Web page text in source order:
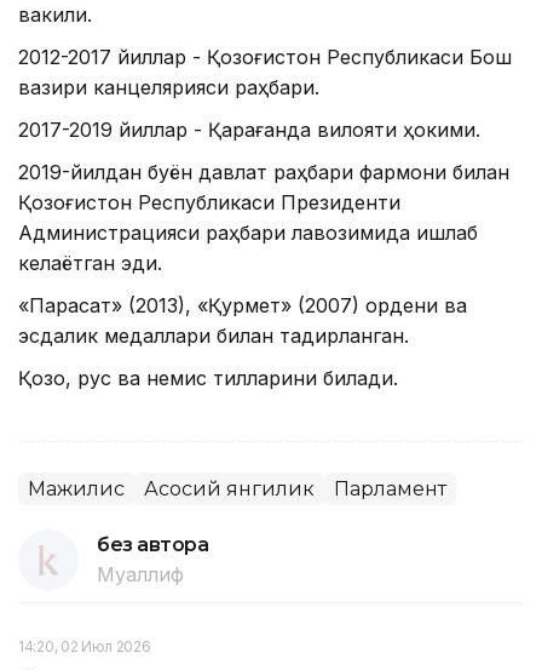
вакили.
2012-2017 йиллар - Қозоғистон Республикаси Бош
вазири канцелярияси раҳбари.
2017-2019 йиллар - Қарағанда вилояти ҳокими.
2019-йилдан буён давлат раҳбари фармони билан
Қозоғистон Республикаси Президенти
Администрацияси раҳбари лавозимида ишлаб
келаётган эди.
«Парасат» (2013), «Қурмет» (2007) ордени ва
эсдалик медаллари билан тақдирланган.
Қозоқ, рус ва немис тилларини билади.
Мажилис Асосий янгилик Парламент
без автора
Муаллиф
14:20, 02 Июл 2026